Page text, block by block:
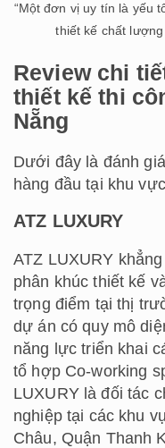
“Một đơn vị uy tín là yếu
thiết kế chất
Review chi
thiết kế thi
Nẵng
Dưới đây là đánh
hàng đầu tại khu
ATZ LUXURY
ATZ LUXURY
phân khúc thiết kế
trọng điểm tại thị
dự án có quy mô
năng lực triển khai
tổ hợp Co-working
LUXURY là đối tác
nghiệp tại các khu
Châu, Quận Thanh